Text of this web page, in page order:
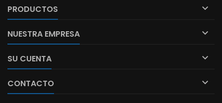
PRODUCTOS 
NUESTRA EMPRESA 
SU CUENTA 
CONTACTO 